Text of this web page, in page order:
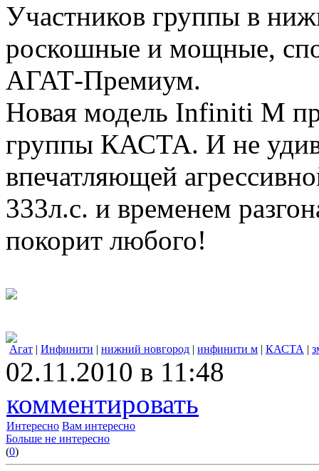
Участников группы в
роскошные и мощные,
АГАТ-Премиум.
Новая модель Infiniti M
группы КАСТА. И не
впечатляющей
333л.с. и временем
покорит любого!
Агат | Инфинити | нижний новгород | инфинити м | КАСТА |
02.11.2010 в 11:48
комментировать
Интересно Вам интересно
Больше не интересно
(0)